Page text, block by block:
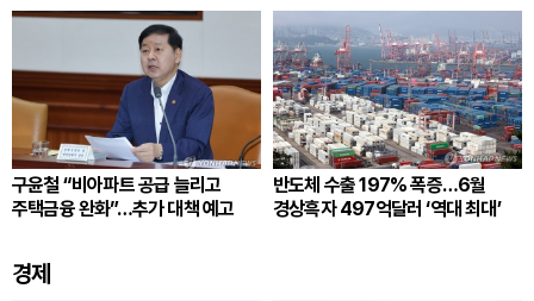
구윤철 “비아파트 공급 늘리고
주택금융 완화”…추가 대책 예고
반도체 수출 197% 폭증…6월
경상흑자 497억달러 ‘역대 최대’
경제